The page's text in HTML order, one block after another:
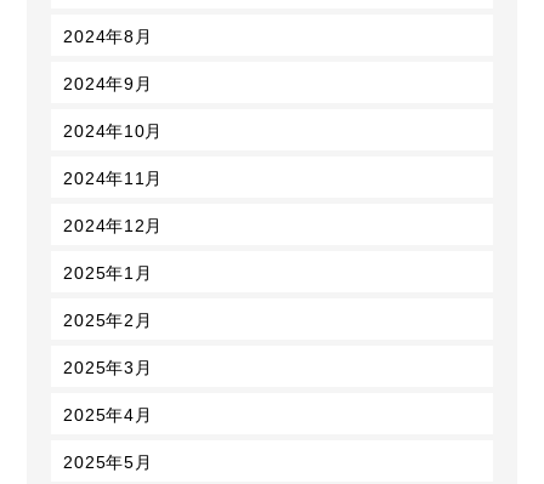
2024年8月
2024年9月
2024年10月
2024年11月
2024年12月
2025年1月
2025年2月
2025年3月
2025年4月
2025年5月